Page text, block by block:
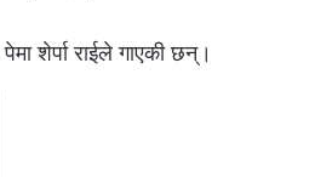
शेर्पा राईले गाएकी छन्।